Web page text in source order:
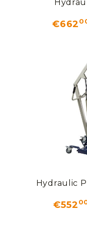
€662
Hydraulic
€552